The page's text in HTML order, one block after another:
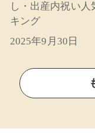
し・出産内祝い人
キング
2025年9月30日